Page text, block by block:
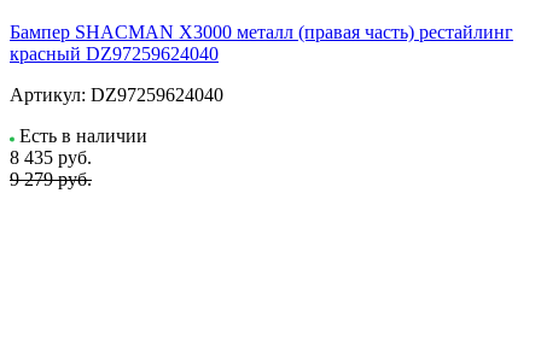
Бампер SHACMAN X3000 металл (правая часть) рестайлинг
красный DZ97259624040
Артикул: DZ97259624040
Есть в наличии
8 435 руб.
9 279 руб.